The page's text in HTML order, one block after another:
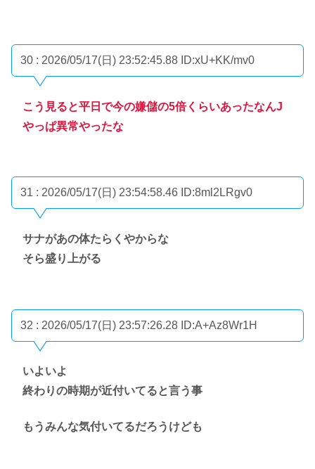
30 : 2026/05/17(日) 23:52:45.88 ID:xU+KK/mv0
こう見ると平日で今の嫌儲の5倍くらいあったなんJ
やっぱ異常やったな
31 : 2026/05/17(日) 23:54:58.46 ID:8ml2LRgv0
サナがあの体たらくやからな
そら盛り上がる
32 : 2026/05/17(日) 23:57:26.28 ID:A+Az8Wr1H
いよいよ
終わりの時期が近付いてると言う事
もうみんな気付いてるだろうけども